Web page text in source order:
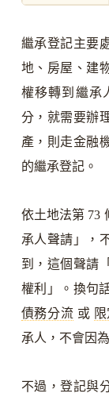
繼承登記主要
地、房屋、建
權移轉到繼承
分，就需要辦
產，則走金融
的繼承登記。
依土地法第 73
承人聲請」，
到，這個聲請
權利」。換句
債務分流 或
承人，不會因
不過，登記與